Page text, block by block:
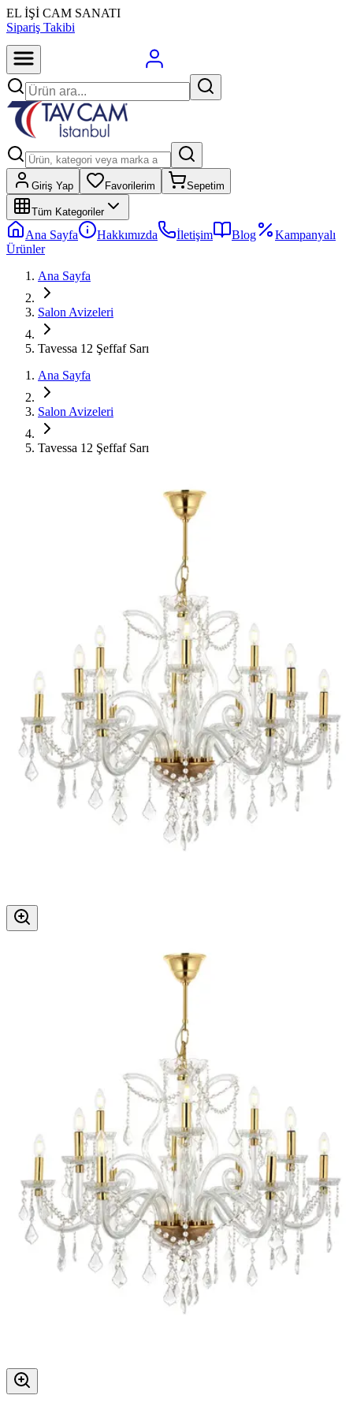
EL İŞİ CAM SANATI
Sipariş Takibi
Giriş Yap Favorilerim Sepetim
Tüm Kategoriler
Ana Sayfa Hakkımızda İletişim Blog
Kampanyalı
Ürünler
Ana Sayfa
Salon Avizeleri
Tavessa 12 Şeffaf Sarı
Ana Sayfa
Salon Avizeleri
Tavessa 12 Şeffaf Sarı